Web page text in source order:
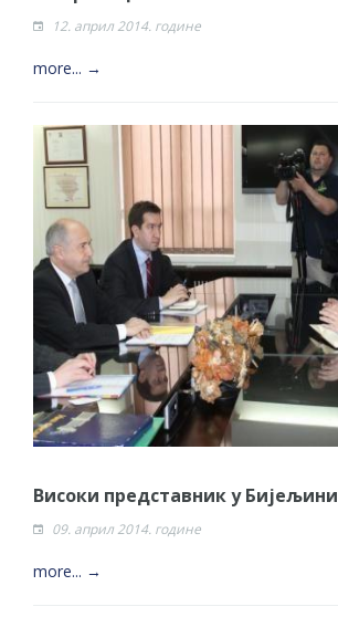
12. април 2014. године
more... →
Високи представник у Бијељини
09. април 2014. године
more... →